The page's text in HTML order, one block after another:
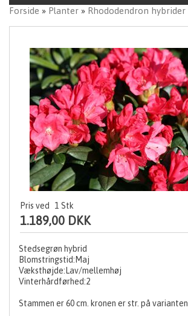
Forside » Planter » Rhododendron hybrider
Pris ved 1 Stk
1.189,00 DKK
Stedsegrøn hybrid
Blomstringstid:Maj
Væksthøjde:Lav/mellemhøj
Vinterhårdførhed:2
Stammen er 60 cm. kronen er str. på varianten.